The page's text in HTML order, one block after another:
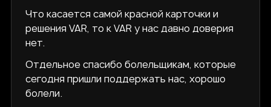
Что касается самой красной карточки и
решения VAR, то к VAR у нас давно доверия
нет.
Отдельное спасибо болельщикам, которые
сегодня пришли поддержать нас, хорошо
болели.